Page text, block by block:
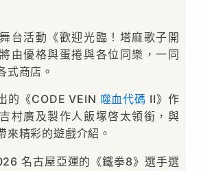
台活動《歡迎光臨！塔麻歌子開
由優格與蛋捲與各位同樂，一同
式商店。
的《CODE VEIN 噬血代碼 II》作
村廣及製作人飯塚啓太領銜，與
來精彩的遊戲介紹。
名古屋亞運的《鐵拳8》選手選